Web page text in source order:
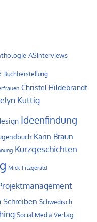
ASinterviews
Buchherstellung
Christel Hildebrandt
Kuttig
Ideenfindung
Karin Braun
Kurzgeschichten
Mick Fitzgerald
Schreiben Schwedisch
Social Media Verlag